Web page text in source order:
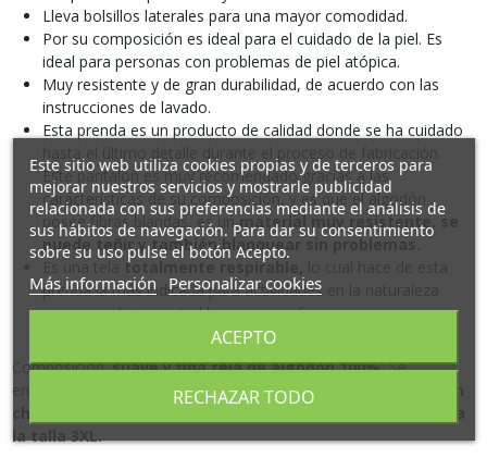
Lleva bolsillos laterales para una mayor comodidad.
Por su composición es ideal para el cuidado de la piel. Es
ideal para personas con problemas de piel atópica.
Muy resistente y de gran durabilidad, de acuerdo con las
instrucciones de lavado.
Esta prenda es un producto de calidad donde se ha cuidado
Este pantalón es muy recomendado gracias a las
características de su composición, y es que el algodón
posee fibras blandas, es unmaterial muy resistente, se
puede teñir y también blanquear sin problemas.
totalmente respirable,
prenda la más indicada para actividades en la naturaleza
como senderismo, trekking... por su frescura y
transpiración, además de tener un fácil mantenimiento.
Composición:suave y fina tela de algodón 100%.Se
encuentra en los colores:rojo, verde, camel, marino, marrón
la talla 3XL.
Este sitio web utiliza cookies propias y de terceros para
mejorar nuestros servicios y mostrarle publicidad
relacionada con sus preferencias mediante el análisis de
sus hábitos de navegación. Para dar su consentimiento
sobre su uso pulse el botón Acepto.
Más información Personalizar cookies
RECHAZAR TODO
ACEPTO